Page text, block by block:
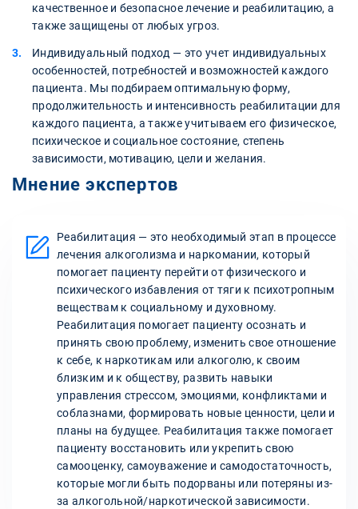
качественное и безопасное лечение и реабилитацию, а
также защищены от любых угроз.
Индивидуальный подход — это учет индивидуальных
особенностей, потребностей и возможностей каждого
пациента. Мы подбираем оптимальную форму,
продолжительность и интенсивность реабилитации для
каждого пациента, а также учитываем его физическое,
психическое и социальное состояние, степень
зависимости, мотивацию, цели и желания.
Мнение экспертов
Реабилитация — это необходимый этап в процессе
лечения алкоголизма и наркомании, который
помогает пациенту перейти от физического и
психического избавления от тяги к психотропным
веществам к социальному и духовному.
Реабилитация помогает пациенту осознать и
принять свою проблему, изменить свое отношение
к себе, к наркотикам или алкоголю, к своим
близким и к обществу, развить навыки
управления стрессом, эмоциями, конфликтами и
соблазнами, формировать новые ценности, цели и
планы на будущее. Реабилитация также помогает
пациенту восстановить или укрепить свою
самооценку, самоуважение и самодостаточность,
которые могли быть подорваны или потеряны из-
за алкогольной/наркотической зависимости.